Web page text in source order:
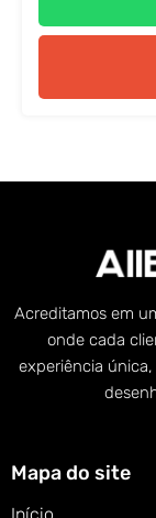
Acreditamos em
onde cada
experiência
Mapa do site
Início